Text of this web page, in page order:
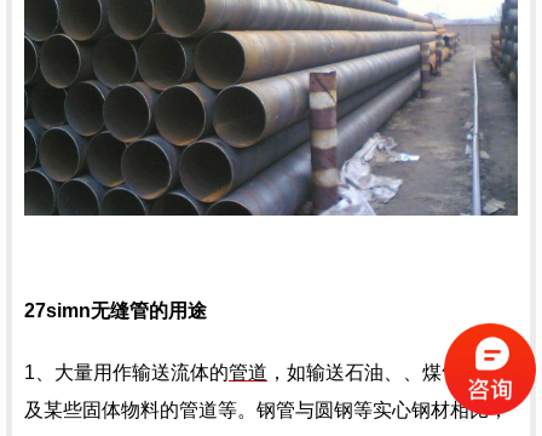
27simn无缝管的用途
1、大量用作输送流体的管道 ，如输送石油、、煤气、水
及某些固体物料的管道等。钢管与圆钢等实心钢材相比，